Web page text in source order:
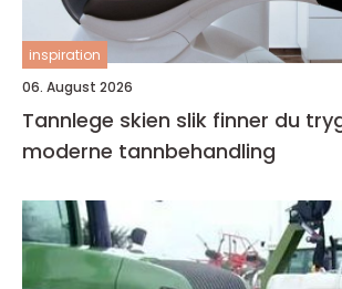
inspiration
06. August 2026
Tannlege skien slik finner du trygg og
moderne tannbehandling